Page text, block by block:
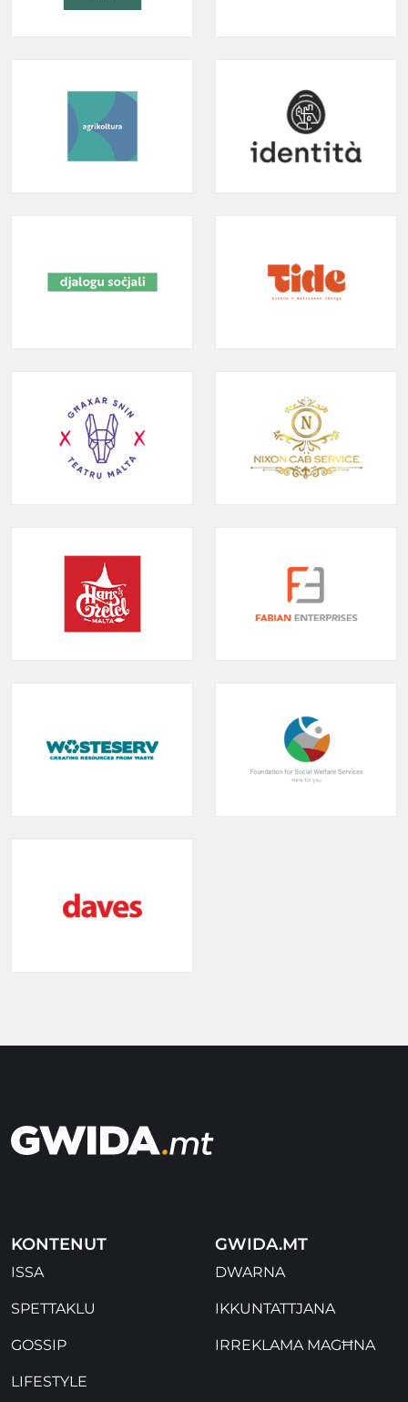
KONTENUT
ISSA
SPETTAKLU
GOSSIP
LIFESTYLE
GWIDA.MT
DWARNA
IKKUNTATTJANA
IRREKLAMA MAGĦNA